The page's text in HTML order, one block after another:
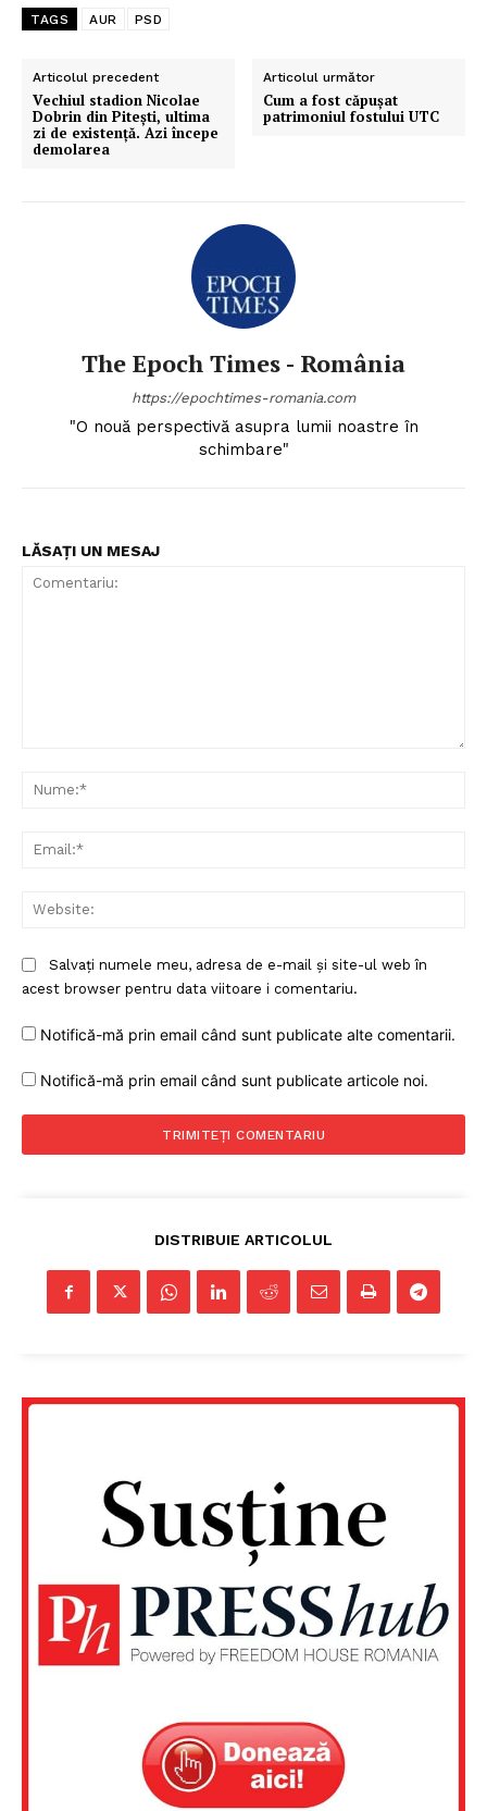
TAGS AUR PSD
Articolul precedent
Vechiul stadion Nicolae
Dobrin din Piteşti, ultima
zi de existenţă. Azi începe
demolarea
Articolul următor
Cum a fost căpușat
patrimoniul fostului UTC
The Epoch Times - România
https://epochtimes-romania.com
"O nouă perspectivă asupra lumii noastre în
schimbare"
LĂSAȚI UN MESAJ
Salvați numele meu, adresa de e-mail și site-ul web în
acest browser pentru data viitoare i comentariu.
Notifică-mă prin email când sunt publicate alte comentarii.
Notifică-mă prin email când sunt publicate articole noi.
DISTRIBUIE ARTICOLUL